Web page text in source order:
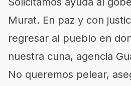
Murat. En paz y con
regresar al pueblo en
nuestra cuna, agencia
No queremos pelear,